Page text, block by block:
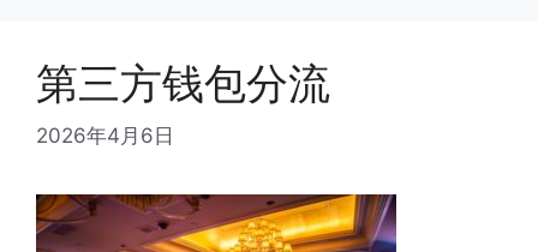
第三方钱包分流
2026年4月6日